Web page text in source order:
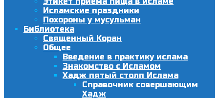
Исламские праздники
Похороны у мусульман
Библиотека
Священный Коран
Общее
Введение в практику ислама
Знакомство с Исламом
Хадж пятый столп Ислама
Справочник совершающим
Хадж